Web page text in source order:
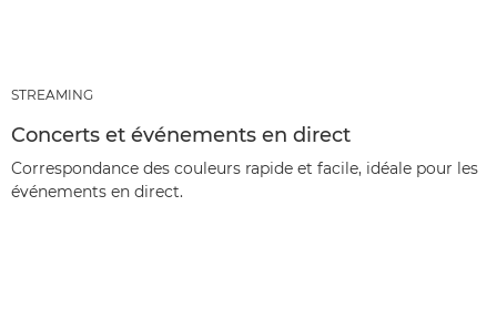
STREAMING
Concerts et événements en direct
Correspondance des couleurs rapide et facile, idéale pour les
événements en direct.